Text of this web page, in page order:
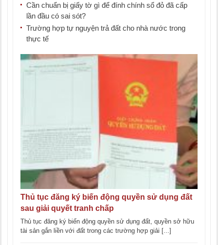
Cần chuẩn bị giấy tờ gì để đính chính sổ đỏ đã cấp
lần đầu có sai sót?
Trường hợp tự nguyện trả đất cho nhà nước trong
thực tế
Thủ tục đăng ký biến động quyền sử dụng đất
sau giải quyết tranh chấp
Thủ tục đăng ký biến động quyền sử dụng đất, quyền sở hữu
tài sản gắn liền với đất trong các trường hợp giải [...]